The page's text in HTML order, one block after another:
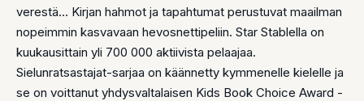
verestä… Kirjan hahmot ja tapahtumat perustuvat maailman
nopeimmin kasvavaan hevosnettipeliin. Star Stablella on
kuukausittain yli 700 000 aktiivista pelaajaa.
Sielunratsastajat-sarjaa on käännetty kymmenelle kielelle ja
se on voittanut yhdysvaltalaisen Kids Book Choice Award -